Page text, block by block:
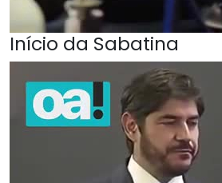
Início da Sabatina